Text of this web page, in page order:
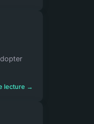
lecture →